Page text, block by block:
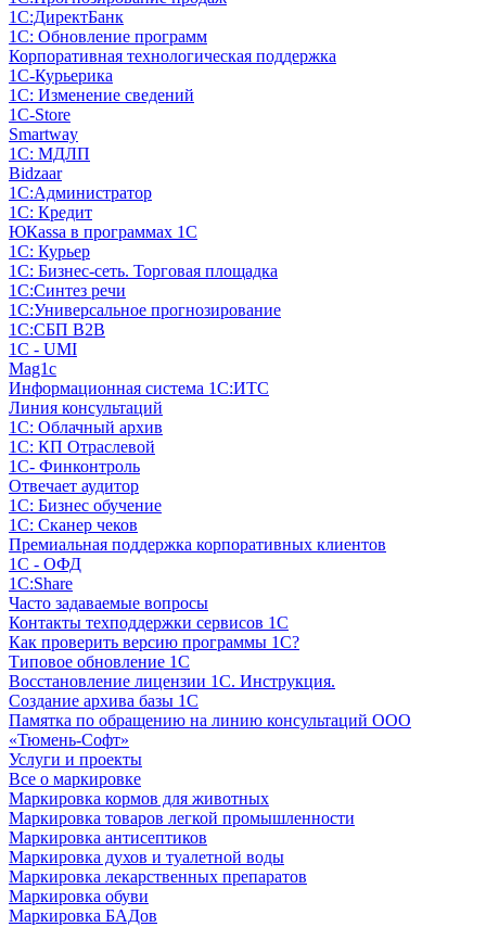
1С:ДиректБанк
1С: Обновление программ
Корпоративная технологическая поддержка
1С-Курьерика
1С: Изменение сведений
1C-Store
Smartway
1С: МДЛП
Bidzaar
1С:Администратор
1С: Кредит
ЮКаssа в программах 1С
1С: Курьер
1С: Бизнес-сеть. Торговая площадка
1С:Синтез речи
1С:Универсальное прогнозирование
1С:СБП B2B
1C - UMI
Mag1c
Информационная система 1С:ИТС
Линия консультаций
1С: Облачный архив
1С: КП Отраслевой
1С- Финконтроль
Отвечает аудитор
1С: Бизнес обучение
1С: Сканер чеков
Премиальная поддержка корпоративных клиентов
1С - ОФД
1С:Share
Часто задаваемые вопросы
Контакты техподдержки сервисов 1С
Как проверить версию программы 1С?
Типовое обновление 1С
Восстановление лицензии 1С. Инструкция.
Создание архива базы 1С
Памятка по обращению на линию консультаций ООО
«Тюмень-Софт»
Услуги и проекты
Все о маркировке
Маркировка кормов для животных
Маркировка товаров легкой промышленности
Маркировка антисептиков
Маркировка духов и туалетной воды
Маркировка лекарственных препаратов
Маркировка обуви
Маркировка БАДов